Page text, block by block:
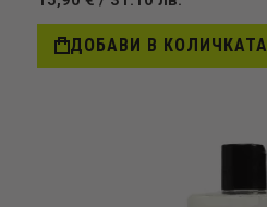
ДОБАВИ В КОЛИЧКАТА